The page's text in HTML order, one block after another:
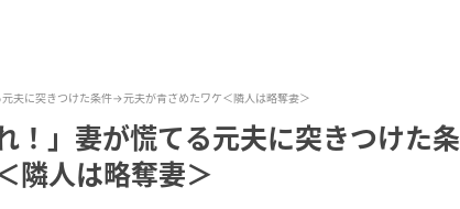
元夫に突きつけた条件→元夫が青ざめたワケ＜隣人は略奪妻＞
！」妻が慌てる元夫に突きつけた条
隣人は略奪妻＞